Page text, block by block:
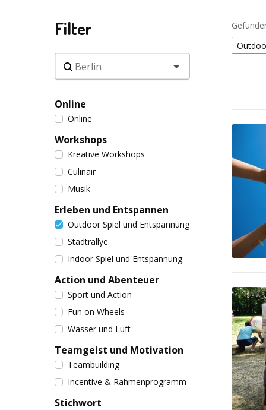
Filter
Online
Online
Workshops
Kreative Workshops
Culinair
Musik
Erleben und Entspannen
Outdoor Spiel und Entspannung
Städtrallye
Indoor Spiel und Entspannung
Action und Abenteuer
Sport und Action
Fun on Wheels
Wasser und Luft
Teamgeist und Motivation
Teambuilding
Incentive & Rahmenprogramm
Stichwort